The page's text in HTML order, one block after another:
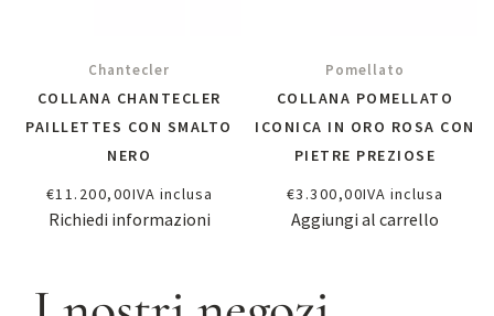
Chantecler
COLLANA CHANTECLER
PAILLETTES CON SMALTO
NERO
€11.200,00IVA inclusa
Richiedi informazioni
Pomellato
COLLANA POMELLATO
ICONICA IN ORO ROSA CON
PIETRE PREZIOSE
€3.300,00IVA inclusa
Aggiungi al carrello